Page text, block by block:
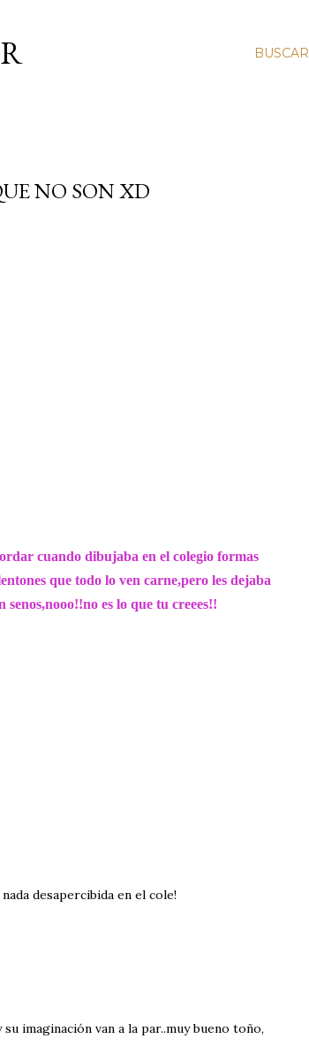
BUSCAR
NO SON XD
cuando dibujaba en el colegio formas
que todo lo ven carne,pero les dejaba
es lo que tu creees!!
desapercibida en el cole!
imaginación van a la par..muy bueno toño,